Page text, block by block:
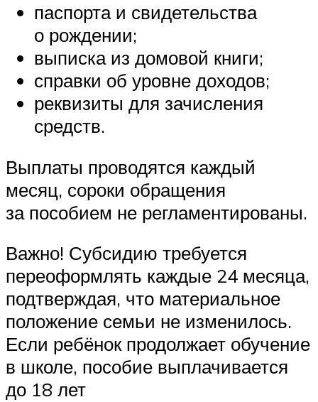
паспорта и свидетельства
о рождении;
выписка из домовой книги;
справки об уровне доходов;
реквизиты для зачисления
средств.
Выплаты проводятся каждый
месяц, сороки обращения
за пособием не регламентированы.
Важно! Субсидию требуется
переоформлять каждые 24 месяца,
подтверждая, что материальное
положение семьи не изменилось.
Если ребёнок продолжает обучение
в школе, пособие выплачивается
до 18 лет